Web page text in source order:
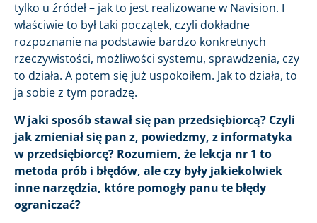
tylko u źródeł – jak to jest realizowane w Navision. I
właściwie to był taki początek, czyli dokładne
rozpoznanie na podstawie bardzo konkretnych
rzeczywistości, możliwości systemu, sprawdzenia, czy
to działa. A potem się już uspokoiłem. Jak to działa, to
ja sobie z tym poradzę.
W jaki sposób stawał się pan przedsiębiorcą? Czyli
jak zmieniał się pan z, powiedzmy, z informatyka
w przedsiębiorcę? Rozumiem, że lekcja nr 1 to
metoda prób i błędów, ale czy były jakiekolwiek
inne narzędzia, które pomogły panu te błędy
ograniczać?